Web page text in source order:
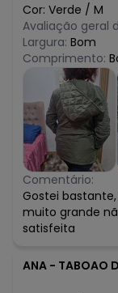
Cor: Verde / M
Avaliação geral
Largura: Bom
Comprimento:
Comentário:
Gostei
muito grande
satisfeita
ANA - TABOAO DA